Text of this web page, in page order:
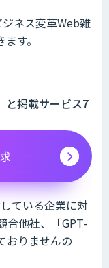
ネス変革Web雑
す。
と掲載サービス7
ている企業に対
合他社、「GPT-
おりませんの